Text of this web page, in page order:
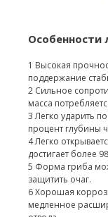
Особенности
1 Высокая
поддержание
2 Сильное
масса
3 Легко ударить
процент глубины
4 Легко
достигает более
5 Форма гриба
защитить очаг.
6 Хорошая
медленное